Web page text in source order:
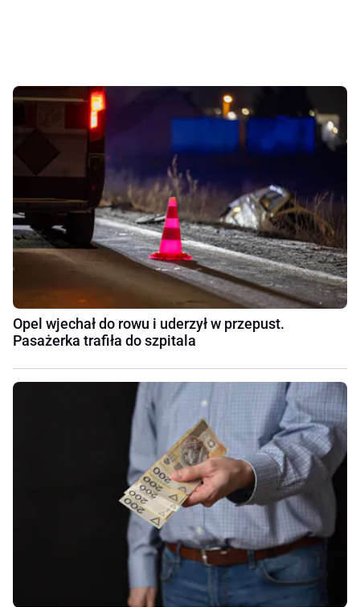
Opel wjechał do rowu i uderzył w przepust.
Pasażerka trafiła do szpitala